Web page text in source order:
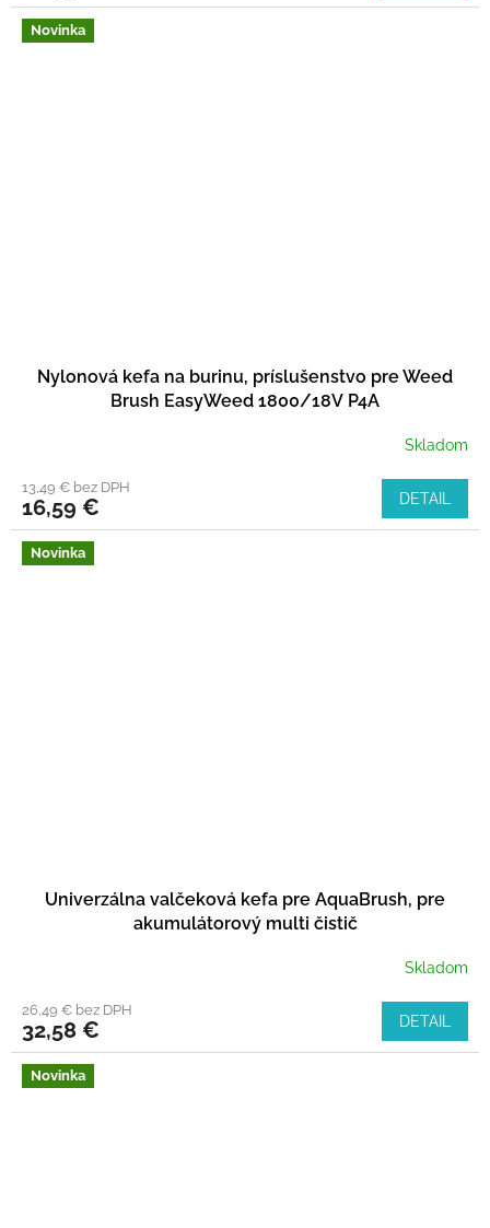
Novinka
Nylonová kefa na burinu, príslušenstvo pre Weed
Brush EasyWeed 1800/18V P4A
Skladom
13,49 € bez DPH
16,59 € DETAIL
Novinka
Univerzálna valčeková kefa pre AquaBrush, pre
akumulátorový multi čistič
Skladom
26,49 € bez DPH
32,58 € DETAIL
Novinka